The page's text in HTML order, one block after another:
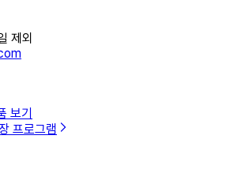
제외
보기
프로그램